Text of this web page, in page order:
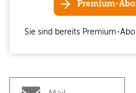
Premium-
Sie sind bereits Premium-